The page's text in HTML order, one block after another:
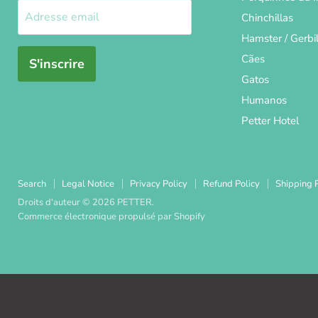
Adresse email
S'inscrire
Chinchillas
Hamster / Gerbil
Cães
Gatos
Humanos
Petter Hotel
Search Legal Notice Privacy Policy Refund Policy Shipping
Droits d'auteur © 2026 PETTER.
Commerce électronique propulsé par Shopify